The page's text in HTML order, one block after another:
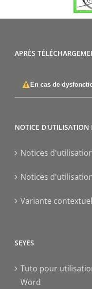
APRÈS
En cas de
NOTICE D'UTILISATION
Notices
Notices
Variante
SEYES
Tuto pour
Word